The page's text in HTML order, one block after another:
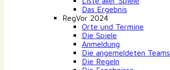
Das Ergebnis
RegVor 2024
Orte und Termine
Die Spiele
Anmeldung
Die angemeldeten Teams
Die Regeln